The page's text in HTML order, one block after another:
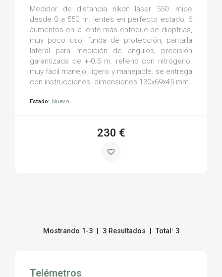
Medidor de distancia nikon láser 550. mide
desde 0 a 550 m. lentes en perfecto estado, 6
aumentos en la lente más enfoque de dioptrías,
muy poco uso, funda de protección, pantalla
lateral para medición de ángulos, precisión
garantizada de +-0.5 m. relleno con nitrógeno.
muy fácil manejo. ligero y manejable. se entrega
con instrucciones. dimensiones 130x69x45 mm.
Estado: Nuevo
230 €
Mostrando 1-3 | 3 Resultados | Total: 3
Telémetros